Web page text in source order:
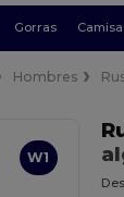
Gorras
Hombres
W1